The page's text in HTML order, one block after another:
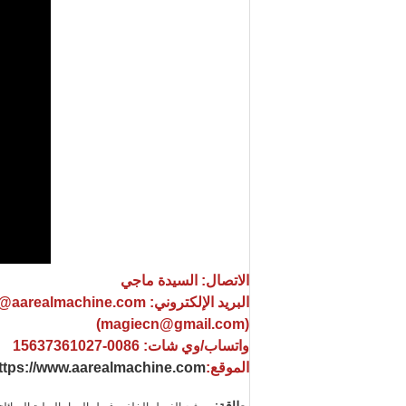
الاتصال: السيدة ماجي
البريد الإلكتروني: sale@aarealmachine.com
(magiecn@gmail.com)
واتساب/وي شات: 0086-15637361027
الموقع:www.aarealmachine.com